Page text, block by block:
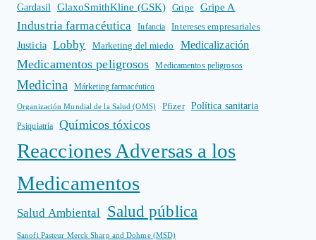
Gardasil GlaxoSmithKline (GSK) Gripe Gripe A
Industria farmacéutica Infancia
Intereses empresariales
Justicia
Lobby Marketing del miedo Medicalización
Medicamentos peligrosos Medicamentos peligrosos
Medicina Márketing farmacéutico
Organización Mundial de la Salud (OMS) Pfizer Política sanitaria
Psiquiatría Químicos tóxicos
Reacciones Adversas a los
Medicamentos
Salud Ambiental Salud pública
Sanofi Pasteur Merck Sharp and Dohme (MSD)